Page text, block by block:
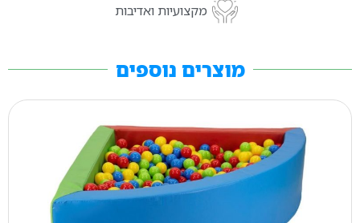
מקצועיות ואדיבות
מוצרים נוספים